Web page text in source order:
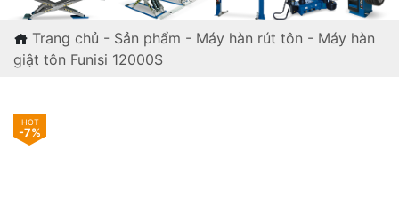
Trang chủ - Sản phẩm - Máy hàn rút tôn - Máy hàn
giật tôn Funisi 12000S
-7%